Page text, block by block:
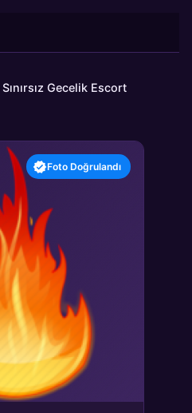
Gecelik Escort
Foto Doğrulandı